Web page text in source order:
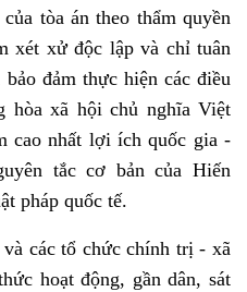
tòa án theo thẩm quyền
xét xử độc lập và chỉ tuân
đảm thực hiện các điều
hòa xã hội chủ nghĩa Việt
cao nhất lợi ích quốc gia -
tắc cơ bản của Hiến
pháp quốc tế.
các tổ chức chính trị - xã
hoạt động, gần dân, sát